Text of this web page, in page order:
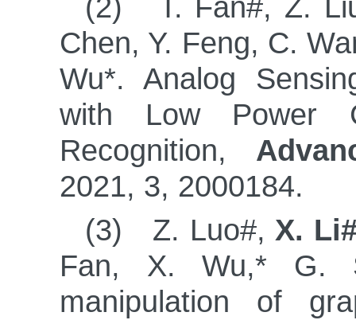
(2) T. Fan#, Z.
Chen, Y. Feng, C.
Wu*. Analog
with Low Power
Recognition,
2021, 3, 2000184.
(3) Z. Luo#, X.
Fan, X. Wu,* G.
manipulation of